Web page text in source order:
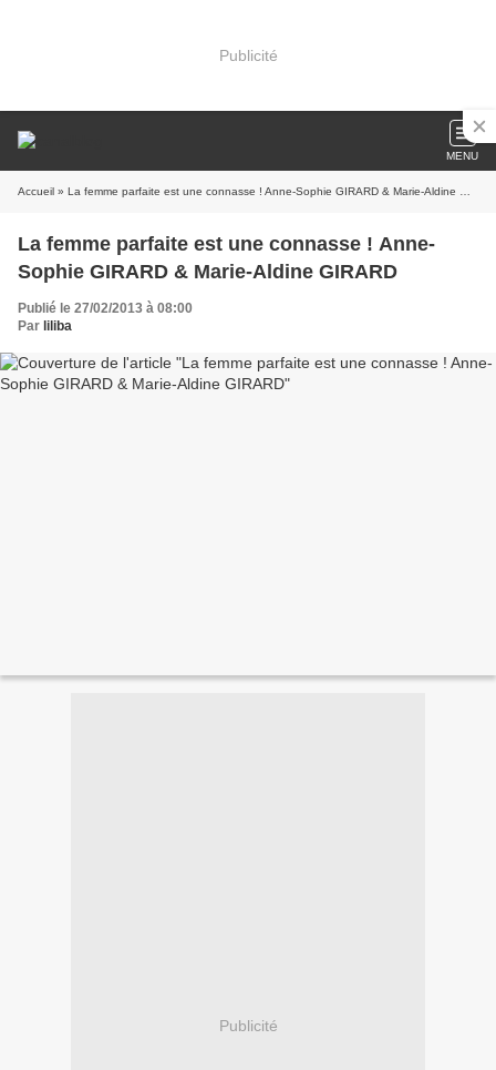
Publicité
MENU
Accueil » La femme parfaite est une connasse ! Anne-Sophie GIRARD & Marie-Aldine GIRARD
La femme parfaite est une connasse ! Anne-
Sophie GIRARD & Marie-Aldine GIRARD
Publié le 27/02/2013 à 08:00
Par liliba
Publicité